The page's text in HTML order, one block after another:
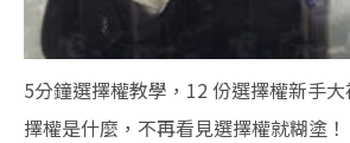
5分鐘選擇權教學，12 份選擇權新手
擇權是什麼，不再看見選擇權就糊塗！